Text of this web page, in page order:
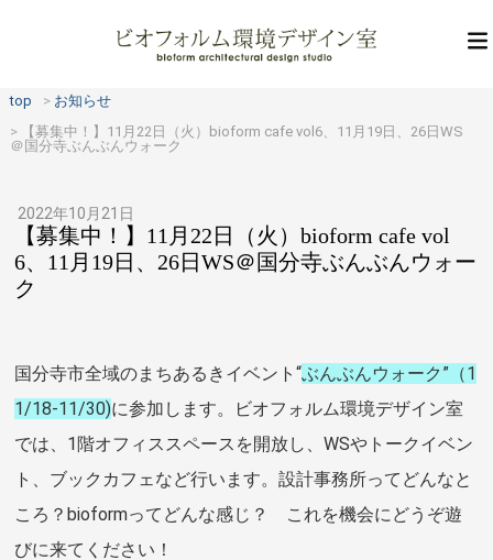
top
お知らせ
【募集中！】11月22日（火）bioform cafe vol6、11月19日、26日WS
＠国分寺ぶんぶんウォーク
2022年10月21日
【募集中！】11月22日（火）bioform cafe vol
6、11月19日、26日WS＠国分寺ぶんぶんウォー
ク
国分寺市全域のまちあるきイベント“ぶんぶんウォーク”（1
1/18-11/30)に参加します。ビオフォルム環境デザイン室
では、1階オフィススペースを開放し、WSやトークイベン
ト、ブックカフェなど行います。設計事務所ってどんなと
ころ？bioformってどんな感じ？ これを機会にどうぞ遊
びに来てください！